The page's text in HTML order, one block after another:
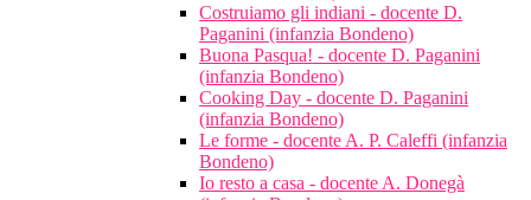
Costruiamo gli indiani - docente D.
Paganini (infanzia Bondeno)
Buona Pasqua! - docente D. Paganini
(infanzia Bondeno)
Cooking Day - docente D. Paganini
(infanzia Bondeno)
Le forme - docente A. P. Caleffi (infanzia
Bondeno)
Io resto a casa - docente A. Donegà